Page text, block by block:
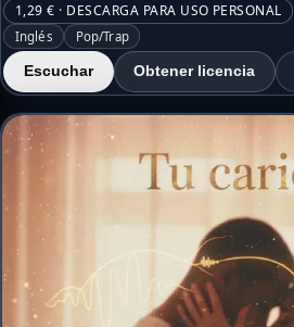
1,29 € · DESCARGA PARA USO PERSONAL
Inglés Pop/Trap
Escuchar Obtener licencia